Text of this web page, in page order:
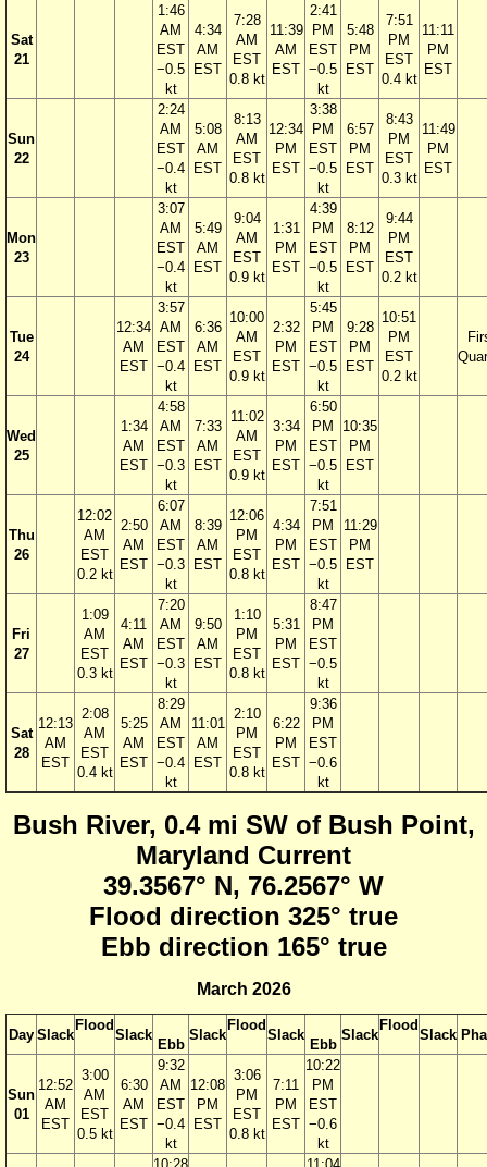
Sat
21
1:46
AM
EST
−0.5
kt
4:34
AM
EST
7:28
AM
EST
0.8 kt
11:39
AM
EST
2:41
PM
EST
−0.5
kt
5:48
PM
EST
7:51
PM
EST
0.4 kt
11:11
PM
EST
Sun
22
2:24
AM
EST
−0.4
kt
5:08
AM
EST
8:13
AM
EST
0.8 kt
12:34
PM
EST
3:38
PM
EST
−0.5
kt
6:57
PM
EST
8:43
PM
EST
0.3 kt
11:49
PM
EST
Mon
23
3:07
AM
EST
−0.4
kt
5:49
AM
EST
9:04
AM
EST
0.9 kt
1:31
PM
EST
4:39
PM
EST
−0.5
kt
8:12
PM
EST
9:44
PM
EST
0.2 kt
Tue
24
12:34
AM
EST
3:57
AM
EST
−0.4
kt
6:36
AM
EST
10:00
AM
EST
0.9 kt
2:32
PM
EST
5:45
PM
EST
−0.5
kt
9:28
PM
EST
10:51
PM
EST
0.2 kt
Wed
25
1:34
AM
EST
4:58
AM
EST
−0.3
kt
7:33
AM
EST
11:02
AM
EST
0.9 kt
3:34
PM
EST
6:50
PM
EST
−0.5
kt
10:35
PM
EST
Thu
26
12:02
AM
EST
0.2 kt
2:50
AM
EST
6:07
AM
EST
−0.3
kt
8:39
AM
EST
12:06
PM
EST
0.8 kt
4:34
PM
EST
7:51
PM
EST
−0.5
kt
11:29
PM
EST
Fri
27
1:09
AM
EST
0.3 kt
4:11
AM
EST
7:20
AM
EST
−0.3
kt
9:50
AM
EST
1:10
PM
EST
0.8 kt
5:31
PM
EST
8:47
PM
EST
−0.5
kt
Sat
28
12:13
AM
EST
2:08
AM
EST
0.4 kt
5:25
AM
EST
8:29
AM
EST
−0.4
kt
11:01
AM
EST
2:10
PM
EST
0.8 kt
6:22
PM
EST
9:36
PM
EST
−0.6
kt
Bush River, 0.4 mi SW of Bush Point,
Maryland Current
39.3567° N, 76.2567° W
Flood direction 325° true
Ebb direction 165° true
March 2026
Day Slack
Flood
Slack
Ebb
Slack
Flood
Slack
Ebb
Slack
Flood
Slack
Sun
01
12:52
AM
EST
3:00
AM
EST
0.5 kt
6:30
AM
EST
9:32
AM
EST
−0.4
kt
12:08
PM
EST
3:06
PM
EST
0.8 kt
7:11
PM
EST
10:22
PM
EST
−0.6
kt